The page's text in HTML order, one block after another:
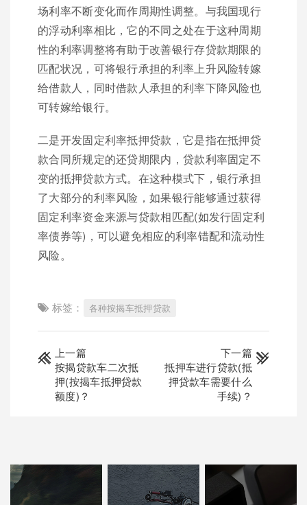
场利率不断变化而作周期性调整。与我国现行
的浮动利率相比，它的不同之处在于这种周期
性的利率调整将有助于改善银行存贷款期限的
匹配状况，可将银行承担的利率上升风险转嫁
给借款人，同时借款人承担的利率下降风险也
可转嫁给银行。
二是开发固定利率抵押贷款，它是指在抵押贷
款合同所规定的还贷期限内，贷款利率固定不
变的抵押贷款方式。在这种模式下，银行承担
了大部分的利率风险，如果银行能够通过获得
固定利率资金来源与贷款相匹配(如发行固定利
率债券等)，可以避免相应的利率错配和流动性
风险。
标签： 各种按揭车抵押贷款
上一篇
按揭贷款车二次抵
押(按揭车抵押贷款
额度)？
下一篇
抵押车进行贷款(抵
押贷款车需要什么
手续)？